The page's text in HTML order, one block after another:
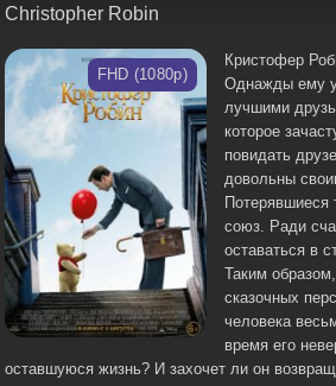
Christopher Robin
FHD (1080p)
Кристофер
Однажды ему
лучшими
которое
повидать
довольны
союз. Ради
оставаться в
Таким
сказочных
человека
время его
оставшуюся жизнь? И захочет ли он